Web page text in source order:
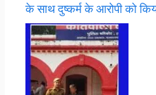
के साथ दुष्कर्म के आरोपी को